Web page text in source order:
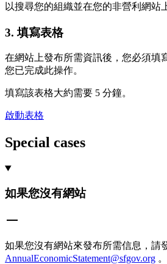
以搜尋您的組織並在您的非營利網站
3. 填寫表格
在網站上發布所需資訊後，您必須填
您已完成此操作。
填寫該表格大約需要 5 分鐘。
啟動表格
Special cases
如果您沒有網站
如果您沒有網站來發布所需信息，請
AnnualEconomicStatement@sfgov.org